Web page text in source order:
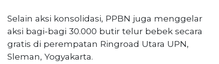
Selain aksi konsolidasi, PPBN juga menggelar
aksi bagi-bagi 30.000 butir telur bebek secara
gratis di perempatan Ringroad Utara UPN,
Sleman, Yogyakarta.